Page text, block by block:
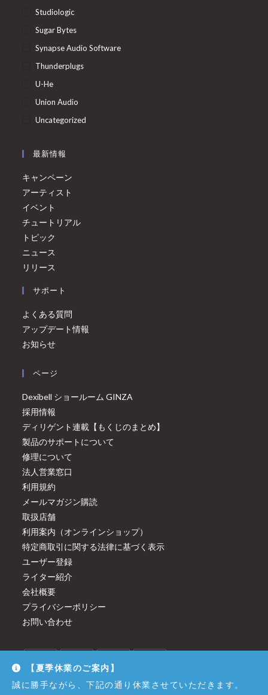
Studiologic
Sugar Bytes
Synapse Audio Software
Thunderplugs
U-He
Union Audio
Uncategorized
最新情報
キャンペーン
アーティスト
イベント
チュートリアル
トピック
ニュース
リリース
サポート
よくある質問
アップデート情報
お知らせ
ページ
Dexibell ショールーム GINZA
採用情報
ディリゲント連載【もくじのまとめ】
製品のサポートについて
修理について
法人営業窓口
利用規約
メールマガジン購読
取扱店舗
利用案内（オンラインショップ）
特定商取引に関する法律に基づく表示
ユーザー登録
ライター紹介
会社概要
プライバシーポリシー
お問い合わせ
【夏季休業のご案内】
誠に勝手ながら、下記の通り休業させていただきます。